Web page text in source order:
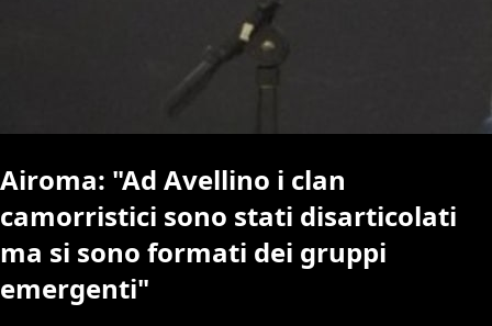
Airoma: "Ad Avellino i clan
camorristici sono stati disarticolati
ma si sono formati dei gruppi
emergenti"